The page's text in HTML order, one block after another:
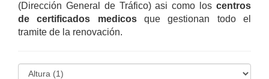
(Dirección General de Tráfico) asi como los centros
de certificados medicosque gestionan todo el
tramite de la renovación.